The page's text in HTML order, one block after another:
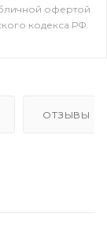
офертой
кодекса РФ.
ОТЗЫВЫ